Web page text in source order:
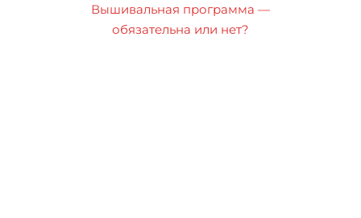
Вышивальная программа —
обязательна или нет?